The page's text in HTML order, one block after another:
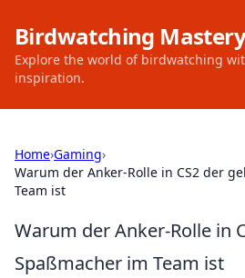
Birdwatching
Explore the world of birdwatching
inspiration.
Home›Gaming›
Warum der Anker-Rolle in CS2 der
Team ist
Warum der Anker-Rolle in
Spaßmacher im Team ist